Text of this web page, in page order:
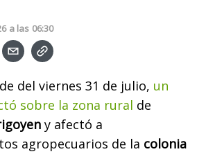
a las 06:30
del viernes 31 de julio, un
sobre la zona rural de
y afectó a
agropecuarios de la colonia